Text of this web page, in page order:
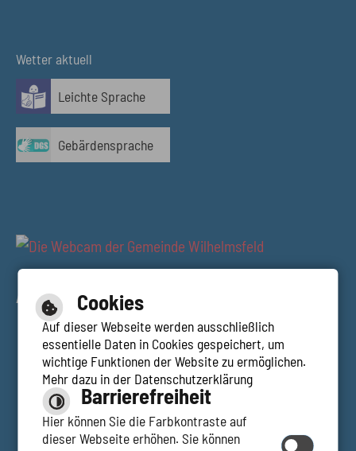
Wetter aktuell
Leichte Sprache
Gebärdensprache
AUSBLICK RESTAURANT TALBLICK
Hilfe
Inhalt
Impressum
Barrierefreie Ansicht
Cookies
Auf dieser Webseite werden ausschließlich
essentielle Daten in Cookies gespeichert, um
wichtige Funktionen der Website zu ermöglichen.
Mehr dazu in der Datenschutzerklärung
Barrierefreiheit
Hier können Sie die Farbkontraste auf
dieser Webseite erhöhen. Sie können